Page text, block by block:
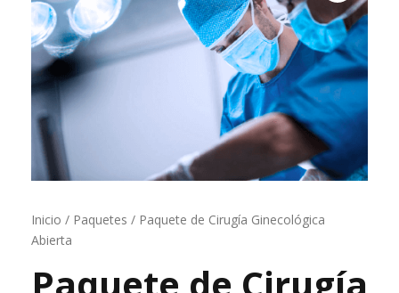
Inicio / Paquetes / Paquete de Cirugía Ginecológica
Abierta